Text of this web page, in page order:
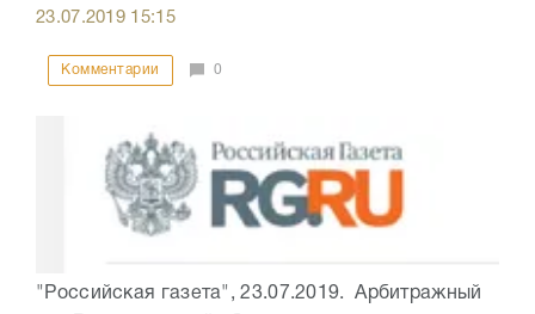
23.07.2019 15:15
Комментарии 0
"Российская газета", 23.07.2019. Арбитражный